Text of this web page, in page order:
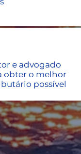
e advogado
obter o melhor
possível